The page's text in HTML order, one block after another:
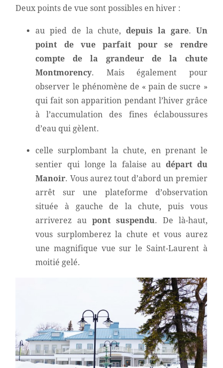
Deux points de vue sont possibles en hiver :
au pied de la chute,depuis la gare. Un
point de vue parfait pour se rendre
compte de la grandeur de la chute
Montmorency. Mais également pour
observer le phénomène de « pain de sucre »
qui fait son apparition pendant l’hiver grâce
à l’accumulation des fines éclaboussures
d’eau qui gèlent.
celle surplombant la chute, en prenant le
sentier qui longe la falaise audépart du
Manoir. Vous aurez tout d’abord un premier
arrêt sur une plateforme d’observation
située à gauche de la chute, puis vous
arriverez aupont suspendu. De là-haut,
vous surplomberez la chute et vous aurez
une magnifique vue sur le Saint-Laurent à
moitié gelé.